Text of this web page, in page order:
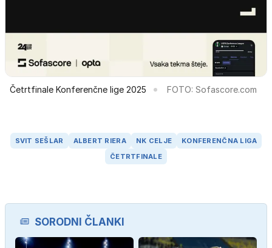
Četrtfinale Konferenčne lige 2025 FOTO: Sofascore.com
SVIT SEŠLAR ALBERT RIERA NK CELJE
KONFERENČNA LIGA
ČETRTFINALE
SORODNI ČLANKI